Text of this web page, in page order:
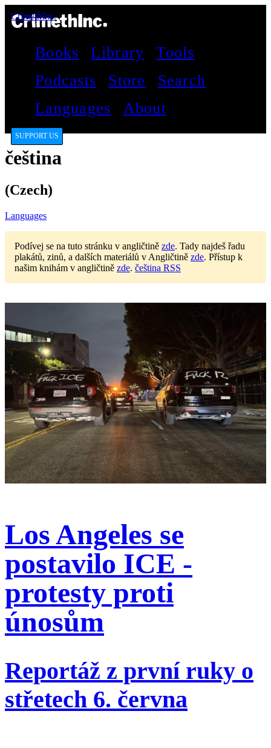
CrimethInc.
Books Library
Tools
Podcasts
Store
Search
Languages
About
SUPPORT US
čeština
(Czech)
Languages
Podívej se na tuto stránku v angličtině zde. Tady najdeš řadu
plakátů, zinů, a dalších materiálů v Angličtině zde. Přístup k
našim knihám v angličtině zde. čeština RSS
Los Angeles se
postavilo ICE -
protesty proti
únosům
Reportáž z první ruky o
střetech 6. června